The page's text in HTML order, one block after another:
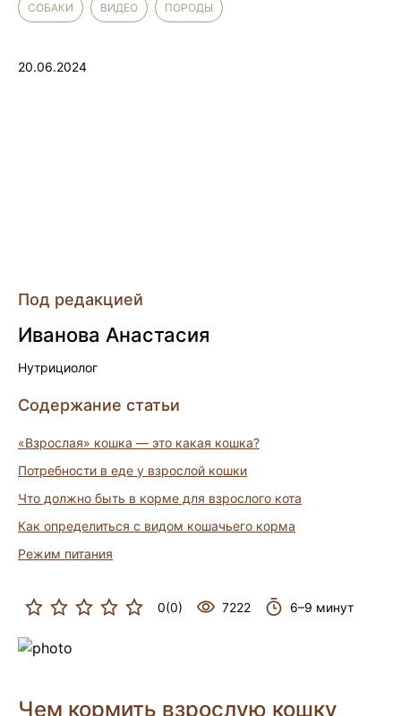
СОБАКИ ВИДЕО ПОРОДЫ
20.06.2024
Под редакцией
Иванова Анастасия
Нутрициолог
Содержание статьи
«Взрослая» кошка — это какая кошка?
Потребности в еде у взрослой кошки
Что должно быть в корме для взрослого кота
Как определиться с видом кошачьего корма
Режим питания
0(0) 7222 6–9 минут
Чем кормить взрослую кошку